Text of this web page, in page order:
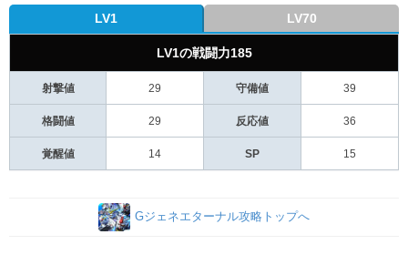
LV1 LV70
LV1の戦闘力185
射撃値 29 守備値 39
格闘値 29 反応値 36
覚醒値 14 SP 15
Gジェネエターナル攻略トップへ